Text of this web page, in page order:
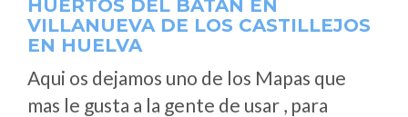
HUERTOS DEL BATAN EN
VILLANUEVA DE LOS CASTILLEJOS
EN HUELVA
Aqui os dejamos uno de los Mapas que
mas le gusta a la gente de usar , para